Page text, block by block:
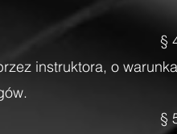
§
instruktora, o
§